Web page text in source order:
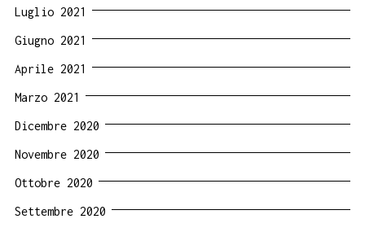
Luglio 2021
Giugno 2021
Aprile 2021
Marzo 2021
Dicembre 2020
Novembre 2020
Ottobre 2020
Settembre 2020